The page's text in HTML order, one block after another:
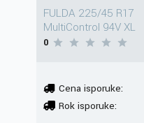
FULDA 225/45 R17
MultiControl 94V XL
0
Cena isporuke:
Rok isporuke: